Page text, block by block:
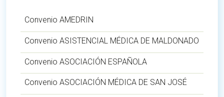
Convenio AMEDRIN
Convenio ASISTENCIAL MÉDICA DE MALDONADO
Convenio ASOCIACIÓN ESPAÑOLA
Convenio ASOCIACIÓN MÉDICA DE SAN JOSÉ